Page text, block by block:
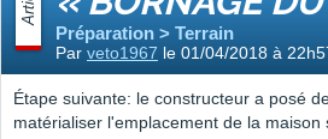
Préparation > Terrain
Par veto1967 le 01/04/2018 à
Étape suivante: le constructeur a posé
matérialiser l'emplacement de la